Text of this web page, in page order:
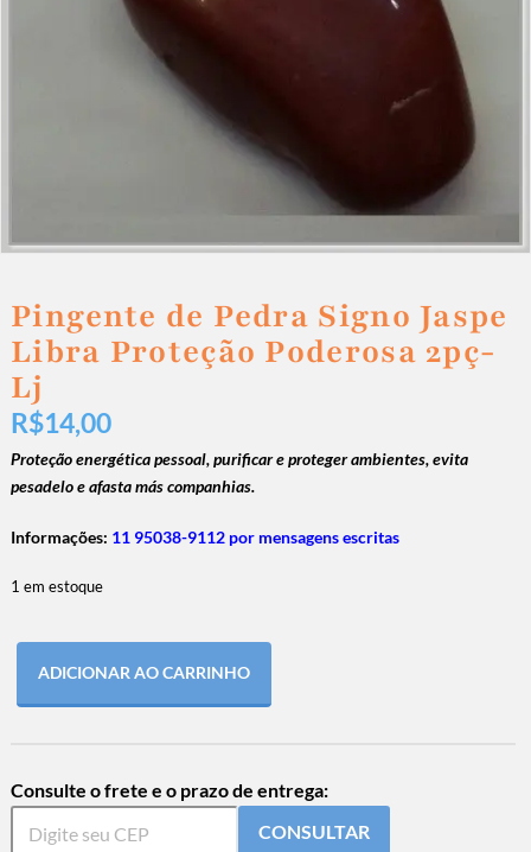
Pingente de Pedra Signo Jaspe
Libra Proteção Poderosa 2pç-
Lj
R$14,00
Proteção energética pessoal, purificar e proteger ambientes, evita
pesadelo e afasta más companhias.
Informações: 11 95038-9112 por mensagens escritas
1 em estoque
ADICIONAR AO CARRINHO
Consulte o frete e o prazo de entrega:
CONSULTAR